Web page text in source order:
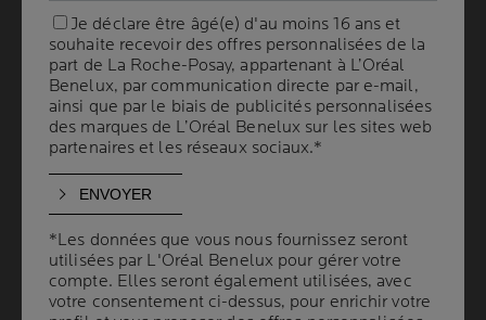
EN SAVOIR PLUS SUR
NOS INGRÉDIENTS QUI
CHANGENT LA VIE
UNE SÉCURITÉ
QUI S'APPUIE SUR LA
SCIENCE
Je déclare être âgé(e) d'au moins 16 ans et
souhaite recevoir des offres personnalisées de la
part de La Roche-Posay, appartenant à L’Oréal
Benelux, par communication directe par e-mail,
ainsi que par le biais de publicités personnalisées
des marques de L’Oréal Benelux sur les sites web
partenaires et les réseaux sociaux.*
*Les données que vous nous fournissez seront
utilisées par L'Oréal Benelux pour gérer votre
compte. Elles seront également utilisées, avec
votre consentement ci-dessus, pour enrichir votre
Je déclare être âgé(e) d'au moins 16 ans et
souhaite recevoir des offres personnalisées de la
part de La Roche-Posay, appartenant à L’Oréal
Benelux, par communication directe par e-mail,
ainsi que par le biais de publicités personnalisées
des marques de L’Oréal Benelux sur les sites web
partenaires et les réseaux sociaux.*
*Les données que vous nous fournissez seront
utilisées par L'Oréal Benelux pour gérer votre
compte. Elles seront également utilisées, avec
votre consentement ci-dessus, pour enrichir votre